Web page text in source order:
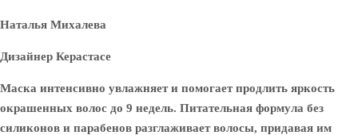
Наталья Михалева
Дизайнер Керастасе
Маска интенсивно увлажняет и помогает продлить яркость
окрашенных волос до 9 недель. Питательная формула без
силиконов и парабенов разглаживает волосы, придавая им